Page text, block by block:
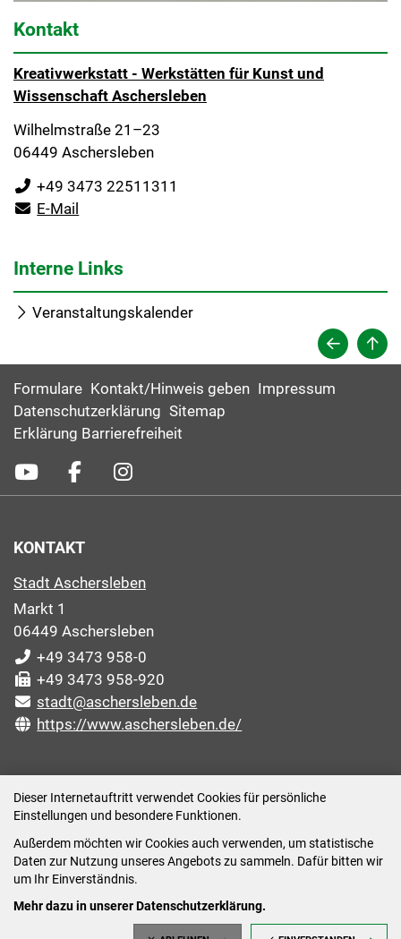
Dieser Internetauftritt verwendet Cookies für persönliche
Einstellungen und besondere Funktionen.
Außerdem möchten wir Cookies auch verwenden, um statistische
Daten zur Nutzung unseres Angebots zu sammeln. Dafür bitten wir
um Ihr Einverständnis.
Mehr dazu in unserer Datenschutzerklärung.
Kontakt
Kreativwerkstatt - Werkstätten für Kunst und
Wissenschaft Aschersleben
Wilhelmstraße 21–23
06449 Aschersleben
+49 3473 22511311
E-Mail
Interne Links
Veranstaltungskalender
Formulare Kontakt/Hinweis geben Impressum
Datenschutzerklärung Sitemap
Erklärung Barrierefreiheit
KONTAKT
Stadt Aschersleben
Markt 1
06449 Aschersleben
+49 3473 958-0
+49 3473 958-920
stadt@aschersleben.de
https://www.aschersleben.de/
Montag: 09:00-12:00 /14:00-15:00 Uhr
Dienstag: 09:00-12:00 /14:00-16:00 Uhr
Mittwoch: 09:00 - 12:00 Uhr (nach vorheriger
Donnerstag: 09:00-12:00 /14:00-18:00 Uhr